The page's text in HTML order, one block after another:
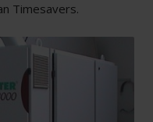
Timesavers.